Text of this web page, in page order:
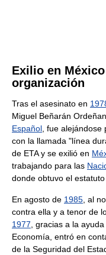
Exilio en
organización
Tras el asesinato en
Miguel Beñarán
Español, fue alejándose
con la llamada "línea
de ETA y se exilió en
trabajando para las
donde obtuvo el
En agosto de 1985, al
contra ella y a tenor de
1977, gracias a la
Economía, entró en
de la Seguridad del